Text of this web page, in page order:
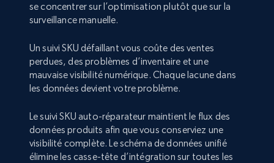
se concentrer sur l’optimisation plutôt que sur la
surveillance manuelle.
Un suivi SKU défaillant vous coûte des ventes
perdues, des problèmes d’inventaire et une
mauvaise visibilité numérique. Chaque lacune dans
les données devient votre problème.
Le suivi SKU auto-réparateur maintient le flux des
données produits afin que vous conserviez une
visibilité complète. Le schéma de données unifié
élimine les casse-tête d’intégration sur toutes les